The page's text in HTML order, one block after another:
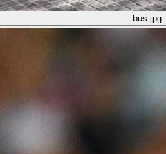
bus.jpg